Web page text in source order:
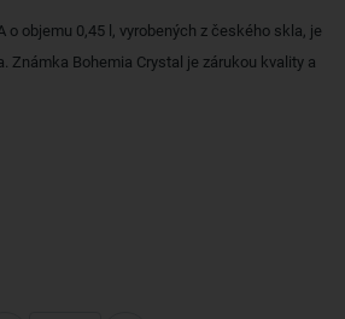
o objemu 0,45 l, vyrobených z českého skla, je
Známka Bohemia Crystal je zárukou kvality a